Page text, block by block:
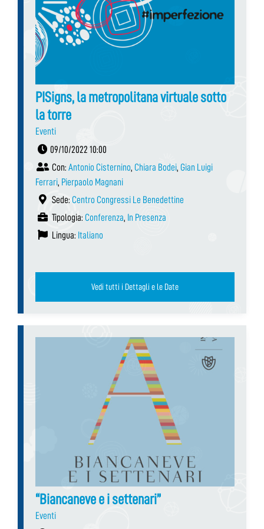
PISigns, la metropolitana virtuale sotto
la torre
Eventi
09/10/2022 10:00
Con: Antonio Cisternino, Chiara Bodei, Gian Luigi
Ferrari, Pierpaolo Magnani
Sede: Centro Congressi Le Benedettine
Tipologia: Conferenza, In Presenza
Lingua: Italiano
Vedi tutti i Dettagli e le Date
“Biancaneve e i settenari”
Eventi